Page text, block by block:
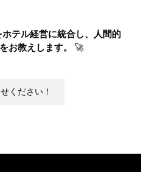
テル経営に統合し、人間的
お教えします。
🚀
ください！